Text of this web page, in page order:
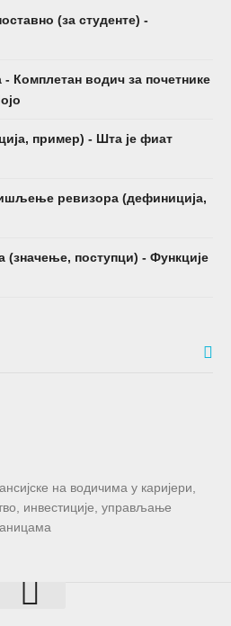
(за студенте) -
Комплетан водич за почетнике
пример) - Шта је фиат
ревизора (дефиниција,
(значење, поступци) - Функције
на водичима у каријери,
инвестиције, управљање